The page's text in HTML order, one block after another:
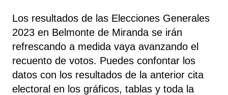
Los resultados de las Elecciones Generales
2023 en Belmonte de Miranda se irán
refrescando a medida vaya avanzando el
recuento de votos. Puedes confontar los
datos con los resultados de la anterior cita
electoral en los gráficos, tablas y toda la